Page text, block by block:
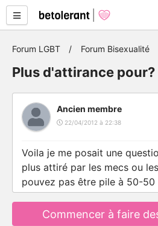
Forum LGBT Forum Bisexualité
Plus d'attirance pour?
Ancien membre
22/04/2012 à 22:38
Voila je me posait une
plus attiré par les mecs ou
pouvez pas être pile à 50-50
Commencer à faire